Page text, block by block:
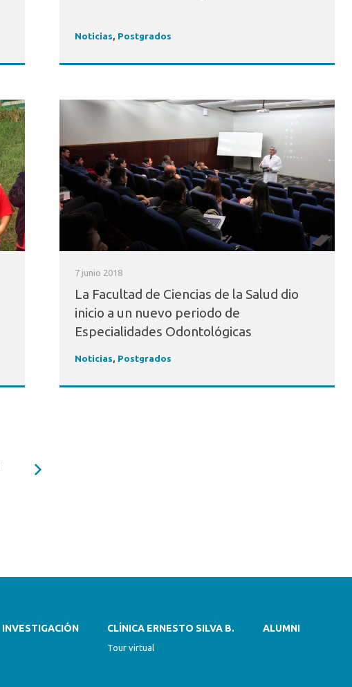
Noticias, Postgrados
7 junio 2018
La Facultad de Ciencias de la Salud dio
inicio a un nuevo periodo de
Especialidades Odontológicas
Noticias, Postgrados
INVESTIGACIÓN CLÍNICA ERNESTO SILVA B.
Tour virtual
ALUMNI